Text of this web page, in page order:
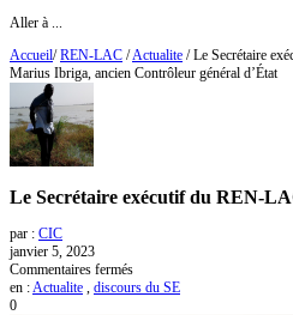
Aller à ...
Accueil/ REN-LAC /Actualite / Le Secrétaire
Marius Ibriga, ancien Contrôleur général d’État
Le Secrétaire exécutif du REN-
par : CIC
janvier 5, 2023
Commentaires fermés
Le
en : Actualite
discours du SE
0